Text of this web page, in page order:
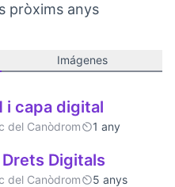
pròxims anys
Imágenes
i capa digital
del Canòdrom
1 any
Digitals
del Canòdrom
5 anys